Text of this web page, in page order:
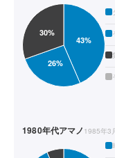
1980年代アマノ 1985年3